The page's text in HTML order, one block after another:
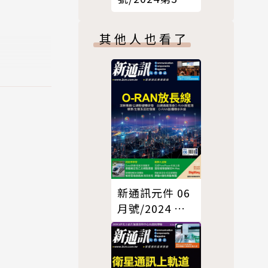
其他人也看了
新通訊元件 06
月號/2024 第
280期